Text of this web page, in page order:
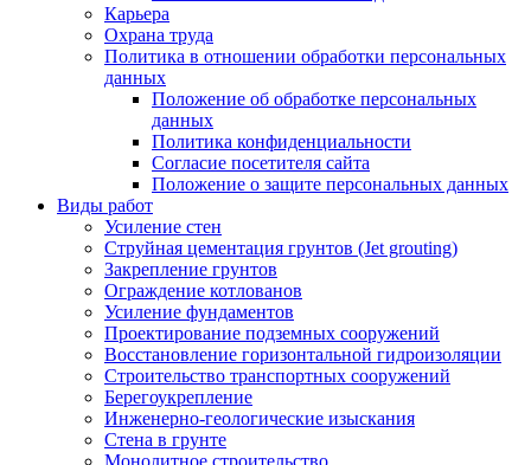
Карьера
Охрана труда
Политика в отношении обработки персональных
данных
Положение об обработке персональных
данных
Политика конфиденциальности
Согласие посетителя сайта
Положение о защите персональных данных
Виды работ
Усиление стен
Струйная цементация грунтов (Jet grouting)
Закрепление грунтов
Ограждение котлованов
Усиление фундаментов
Проектирование подземных сооружений
Восстановление горизонтальной гидроизоляции
Строительство транспортных сооружений
Берегоукрепление
Инженерно-геологические изыскания
Стена в грунте